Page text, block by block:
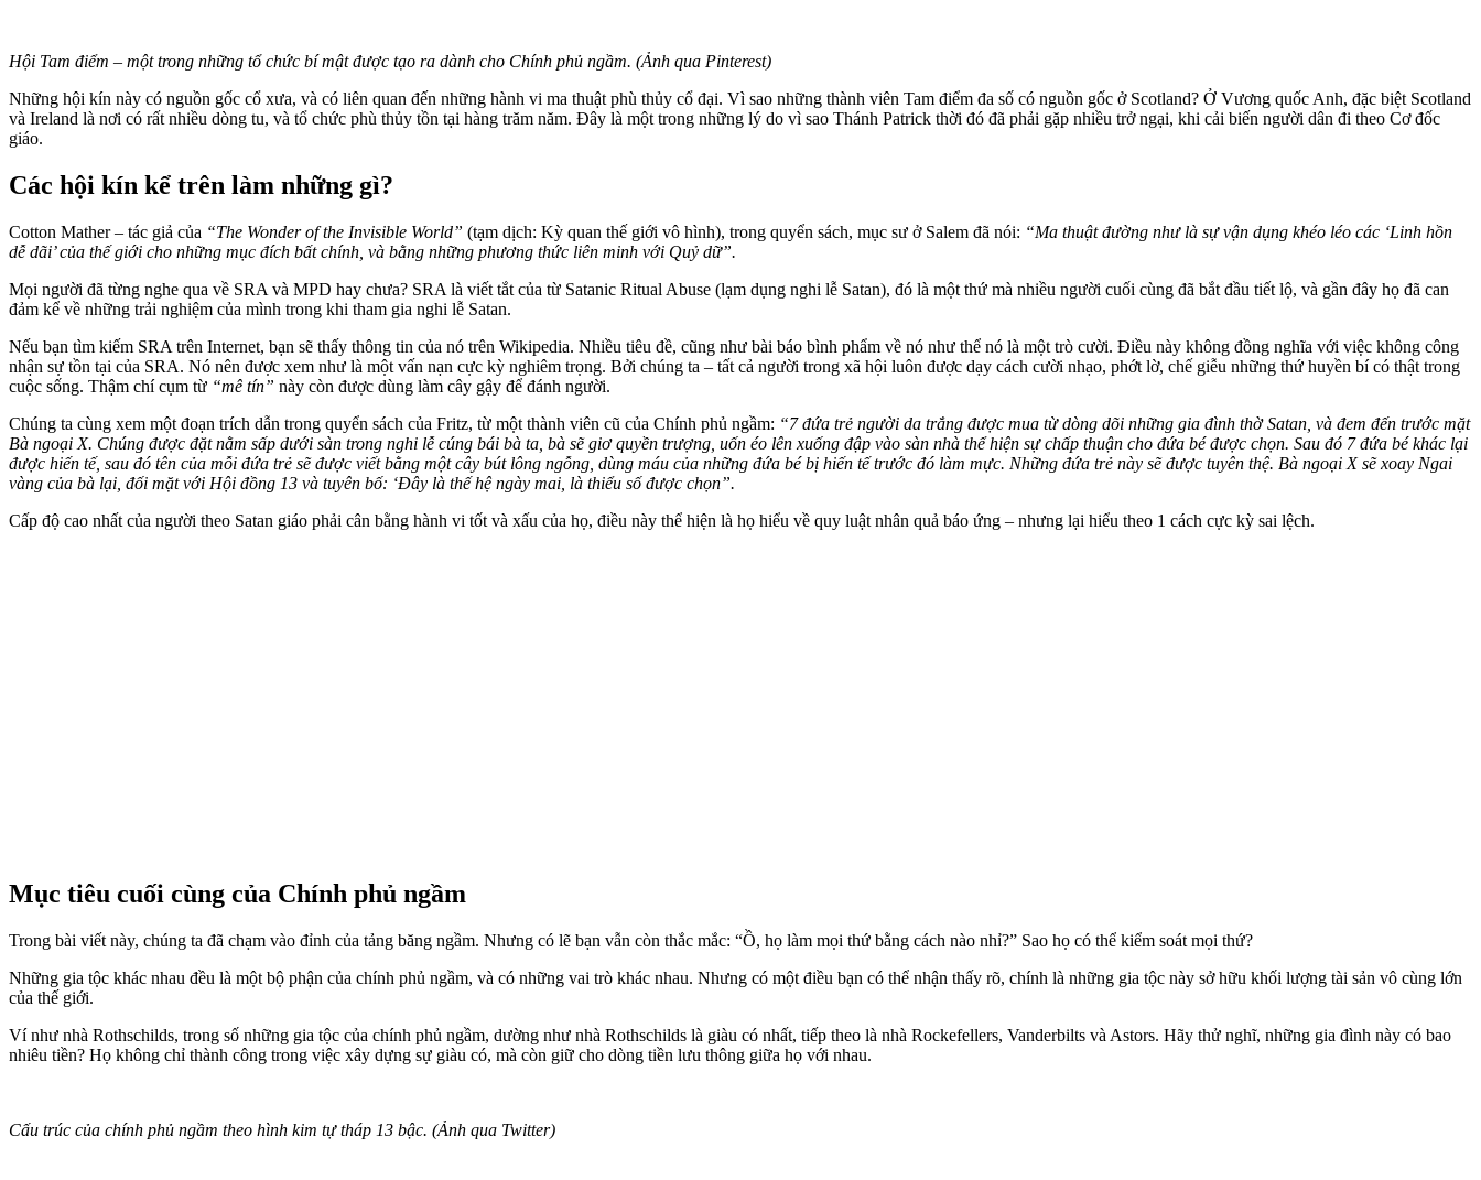
Hội Tam điểm – một trong những tổ chức bí mật được tạo ra dành cho Chính phủ ngầm. (Ảnh qua Pinterest)
Những hội kín này có nguồn gốc cổ xưa, và có liên quan đến những hành vi ma thuật phù thủy cổ đại. Vì sao những thành viên Tam điểm đa số có nguồn gốc ở Scotland? Ở Vương quốc Anh, đặc biệt Scotland
và Ireland là nơi có rất nhiều dòng tu, và tổ chức phù thủy tồn tại hàng trăm năm. Đây là một trong những lý do vì sao Thánh Patrick thời đó đã phải gặp nhiều trở ngại, khi cải biến người dân đi theo Cơ đốc
giáo.
Các hội kín kể trên làm những gì?
Cotton Mather – tác giả của “The Wonder of the Invisible World” (tạm dịch: Kỳ quan thế giới vô hình), trong quyển sách, mục sư ở Salem đã nói: “Ma thuật đường như là sự vận dụng khéo léo các ‘Linh hồn
dễ dãi’ của thế giới cho những mục đích bất chính, và bằng những phương thức liên minh với Quỷ dữ”.
Mọi người đã từng nghe qua về SRA và MPD hay chưa? SRA là viết tắt của từ Satanic Ritual Abuse (lạ‌m dụn‌g nghi lễ Satan), đó là một thứ mà nhiều người cuối cùng đã bắt đầu tiết lộ, và gần đây họ đã can
đảm kể về những trải nghiệm của mình trong khi tham gia nghi lễ Satan.
Nếu bạn tìm kiếm SRA trên Internet, bạn sẽ thấy thông tin của nó trên Wikipedia. Nhiều tiêu đề, cũng như bài báo bình phẩm về nó như thể nó là một trò cười. Điều này không đồng nghĩa với việc không công
nhận sự tồn tại của SRA. Nó nên được xem như là một vấn nạn cực kỳ nghiêm trọng. Bởi chúng ta – tất cả người trong xã hội luôn được dạy cách cười nhạo, phớt lờ, chế giễu những thứ huyền bí có thật trong
cuộc sống. Thậm chí cụm từ “mê tín” này còn được dùng làm cây gậy để đánh người.
Chúng ta cùng xem một đoạn trích dẫn trong quyển sách của Fritz, từ một thành viên cũ của Chính phủ ngầm: “7 đứa trẻ người da trắng được mua từ dòng dõi những gia đình thờ Satan, và đem đến trước mặt
Bà ngoại X. Chúng được đặt nằm sấp dưới sàn trong nghi lễ cúng bái bà ta, bà sẽ giơ quyền trượng, uốn éo lên xuống đập vào sàn nhà thể hiện sự chấp thuận cho đứa bé được chọn. Sau đó 7 đứa bé khác lại
được hiến tế, sau đó tên của mỗi đứa trẻ sẽ được viết bằng một cây bút lông ngỗng, dùng máu của những đứa bé bị hiến tế trước đó làm mực. Những đứa trẻ này sẽ được tuyên thệ. Bà ngoại X sẽ xoay Ngai
vàng của bà lại, đối mặt với Hội đồng 13 và tuyên bố: ‘Đây là thế hệ ngày mai, là thiểu số được chọn”.
Cấp độ cao nhất của người theo Satan giáo phải cân bằng hành vi tốt và xấu của họ, điều này thể hiện là họ hiểu về quy luật nhân quả báo ứng – nhưng lại hiểu theo 1 cách cực kỳ sai lệch.
Mục tiêu cuối cùng của Chính phủ ngầm
Trong bài viết này, chúng ta đã chạm vào đỉnh của tảng băng ngầm. Nhưng có lẽ bạn vẫn còn thắc mắc: “Ồ, họ làm mọi thứ bằng cách nào nhỉ?” Sao họ có thể kiểm soát mọi thứ?
Những gia tộc khác nhau đều là một bộ phận của chính phủ ngầm, và có những vai trò khác nhau. Nhưng có một điều bạn có thể nhận thấy rõ, chính là những gia tộc này sở hữu khối lượng tài sản vô cùng lớn
của thế giới.
Ví như nhà Rothschilds, trong số những gia tộc của chính phủ ngầm, dường như nhà Rothschilds là giàu có nhất, tiếp theo là nhà Rockefellers, Vanderbilts và Astors. Hãy thử nghĩ, những gia đình này có bao
nhiêu tiền? Họ không chỉ thành công trong việc xây dựng sự giàu có, mà còn giữ cho dòng tiền lưu thông giữa họ với nhau.
Cấu trúc của chính phủ ngầm theo hình kim tự tháp 13 bậc. (Ảnh qua Twitter)